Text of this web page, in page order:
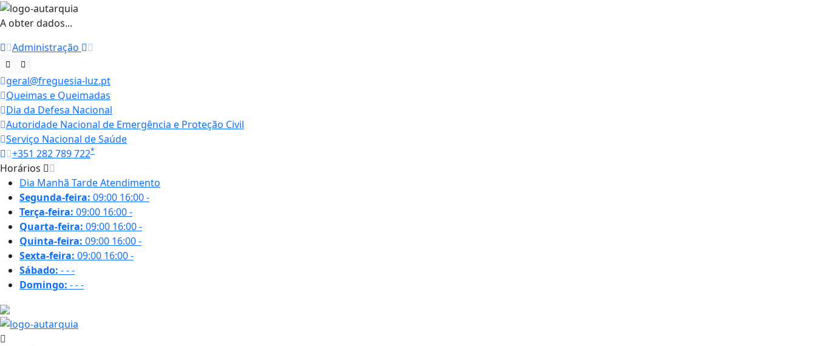
A obter dados...
Administração
geral@freguesia-luz.pt
Queimas e Queimadas
Dia da Defesa Nacional
Autoridade Nacional de Emergência e Proteção Civil
Serviço Nacional de Saúde
+351 282 789 722*
Horários
Dia Manhã TardeAtendimento
Segunda-feira: 09:00 16:00-
Terça-feira: 09:00 16:00-
Quarta-feira: 09:00 16:00-
Quinta-feira: 09:00 16:00-
Sexta-feira: 09:00 16:00-
Sábado: ---
Domingo: ---